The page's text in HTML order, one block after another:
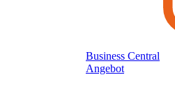
Business Central
Angebot